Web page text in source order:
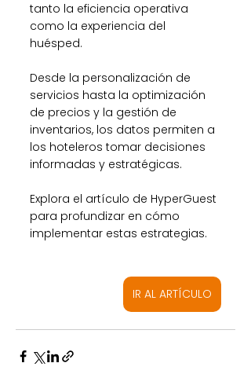
tanto la eficiencia operativa
como la experiencia del
huésped.
Desde la personalización de
servicios hasta la optimización
de precios y la gestión de
inventarios, los datos permiten a
los hoteleros tomar decisiones
informadas y estratégicas.
Explora el artículo de HyperGuest
para profundizar en cómo
implementar estas estrategias.
IR AL ARTÍCULO